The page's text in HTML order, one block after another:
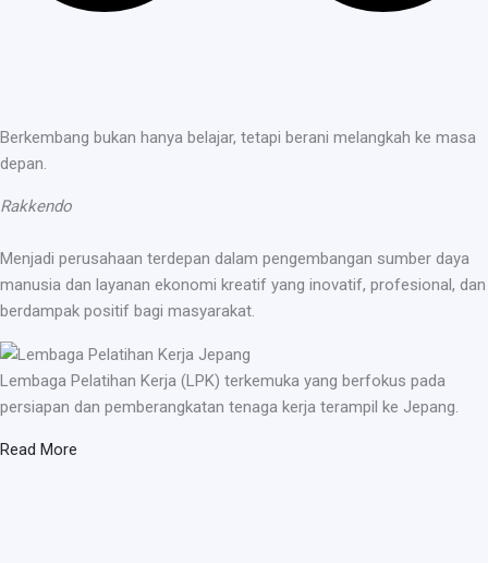
Berkembang bukan hanya belajar, tetapi berani melangkah ke masa
depan.
Rakkendo
Menjadi perusahaan terdepan dalam pengembangan sumber daya
manusia dan layanan ekonomi kreatif yang inovatif, profesional, dan
berdampak positif bagi masyarakat.
Lembaga Pelatihan Kerja (LPK) terkemuka yang berfokus pada
persiapan dan pemberangkatan tenaga kerja terampil ke Jepang.
Read More